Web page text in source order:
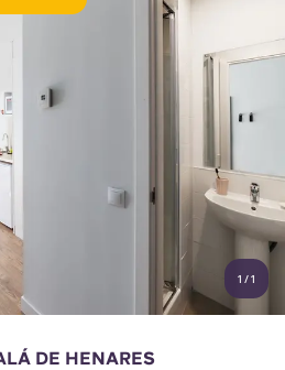
(GB)
English (US)
maintenant
French
1 /1
DE HENARES